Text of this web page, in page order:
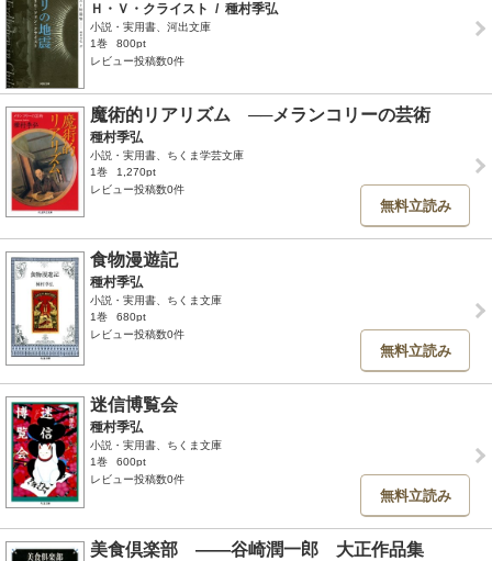
Ｈ・Ｖ・クライスト / 種村季弘
小説・実用書、河出文庫
1巻
800pt
レビュー投稿数0件
魔術的リアリズム ──メランコリーの芸術
種村季弘
小説・実用書、ちくま学芸文庫
1巻
1,270pt
レビュー投稿数0件
無料立読み
食物漫遊記
種村季弘
小説・実用書、ちくま文庫
1巻
680pt
レビュー投稿数0件
無料立読み
迷信博覧会
種村季弘
小説・実用書、ちくま文庫
1巻
600pt
レビュー投稿数0件
無料立読み
美食倶楽部 ――谷崎潤一郎 大正作品集